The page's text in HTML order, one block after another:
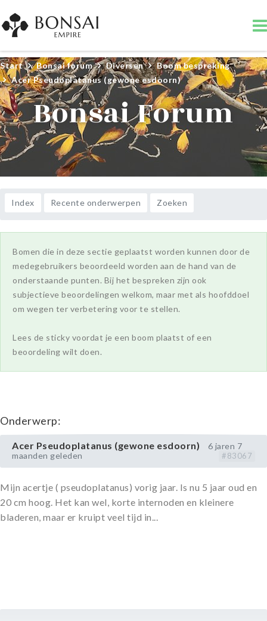
Start Bonsai forum Diversen
Boom bespreking
Acer Pseudoplatanus (gewone esdoorn)
Bonsai Forum
Index Recente onderwerpen Zoeken
Bomen die in deze sectie geplaatst worden kunnen door de
medegebruikers beoordeeld worden aan de hand van de
onderstaande punten. Bij het bespreken zijn ook
subjectieve beoordelingen welkom, maar met als hoofddoel
om wegen ter verbetering voor te stellen.
Lees de sticky voordat je een boom plaatst of een
beoordeling wilt doen.
Onderwerp:
Acer Pseudoplatanus (gewone esdoorn)
6 jaren 7
maanden geleden
#83067
Mijn acertje ( pseudoplatanus) vorig jaar. Is nu 5 jaar oud en
20 cm hoog. Het kan wel, korte internoden en kleinere
bladeren, maar er kruipt veel tijd in...